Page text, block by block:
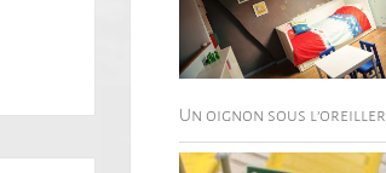
Un oignon sous l’oreiller